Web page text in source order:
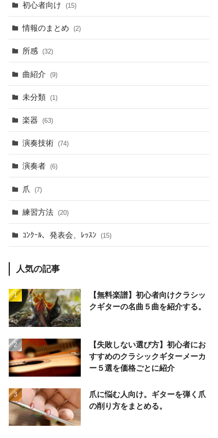
初心者向け (15)
情報のまとめ (2)
所感 (32)
曲紹介 (9)
未分類 (1)
楽器 (63)
演奏技術 (74)
演奏者 (6)
爪 (7)
練習方法 (20)
ｺﾝｸｰﾙ、発表会、ﾚｯｽﾝ (15)
人気の記事
【無料楽譜】初心者向けクラシッ
クギターの名曲５曲を紹介する。
【失敗しない選び方】初心者にお
すすめのクラシックギターメーカ
ー５選を価格ごとに紹介
爪に悩む人向け。ギターを弾く爪
の削り方をまとめる。